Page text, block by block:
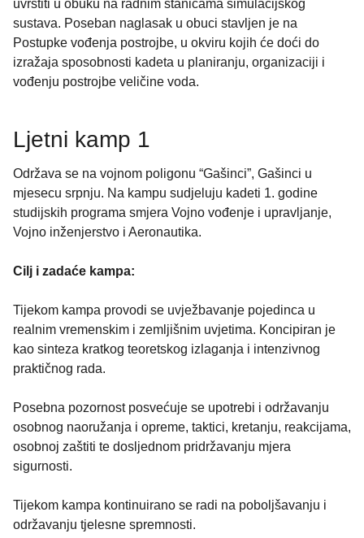
uvrstiti u obuku na radnim stanicama simulacijskog
sustava. Poseban naglasak u obuci stavljen je na
Postupke vođenja postrojbe, u okviru kojih će doći do
izražaja sposobnosti kadeta u planiranju, organizaciji i
vođenju postrojbe veličine voda.
Ljetni kamp 1
Održava se na vojnom poligonu “Gašinci”, Gašinci u
mjesecu srpnju. Na kampu sudjeluju kadeti 1. godine
studijskih programa smjera Vojno vođenje i upravljanje,
Vojno inženjerstvo i Aeronautika.
Cilj i zadaće kampa:
Tijekom kampa provodi se uvježbavanje pojedinca u
realnim vremenskim i zemljišnim uvjetima. Koncipiran je
kao sinteza kratkog teoretskog izlaganja i intenzivnog
praktičnog rada.
Posebna pozornost posvećuje se upotrebi i održavanju
osobnog naoružanja i opreme, taktici, kretanju, reakcijama,
osobnoj zaštiti te dosljednom pridržavanju mjera
sigurnosti.
Tijekom kampa kontinuirano se radi na poboljšavanju i
održavanju tjelesne spremnosti.